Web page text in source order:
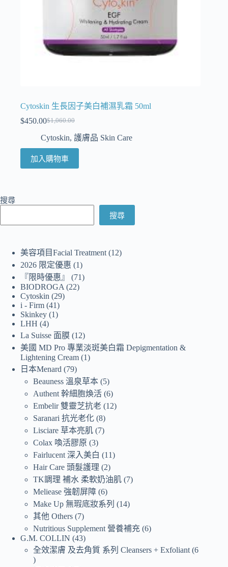
Cytoskin 生長因子美白補濕乳霜 50ml
$1,060.00
$450.00
Cytoskin, 護膚品 Skin Care
加入購物車
搜尋
搜尋
美容項目Facial Treatment 12
2026 限定優惠
1
『限時優惠』
71
BIODROGA
22
Cytoskin
29
i - Firm 41
Skinkey 1
LHH 4
La Suisse 面膜 12
美國 MD Pro 專業淡斑美白霜 Depigmentation &
Lightening Cream 1
日本Menard
79
Beauness 溫泉草本 5
Authent 幹細胞煥活 6
Embelir 雙靈芝抗老 12
Saranari 抗光老化 8
Lisciare 草本亮肌 7
Colax 喚活膠原 3
Fairlucent 深入美白
11
Hair Care 頭髮護理
2
TK調理 補水 柔軟奶油肌 7
Meliease 強韌屏障 6
Make Up 無瑕底妝系列
14
其他 Others 7
Nutritious Supplement 營養補充 6
G.M. COLLIN 43
全效潔膚 及去角質 系列 Cleansers + Exfoliant 6